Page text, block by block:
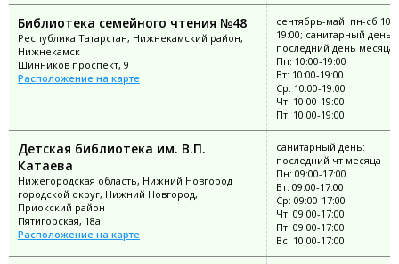
Библиотека семейного чтения №48
Республика Татарстан, Нижнекамский район,
Нижнекамск
Шинников проспект, 9
Расположение на карте
сентябрь-май: пн-сб
19:00; санитарный день:
последний день месяца
Пн: 10:00-19:00
Вт: 10:00-19:00
Ср: 10:00-19:00
Чт: 10:00-19:00
Пт: 10:00-19:00
Детская библиотека им. В.П.
Катаева
Нижегородская область, Нижний Новгород
городской округ, Нижний Новгород,
Приокский район
Пятигорская, 18а
Расположение на карте
санитарный день:
последний чт месяца
Пн: 09:00-17:00
Вт: 09:00-17:00
Ср: 09:00-17:00
Чт: 09:00-17:00
Пт: 09:00-17:00
Вс: 10:00-17:00